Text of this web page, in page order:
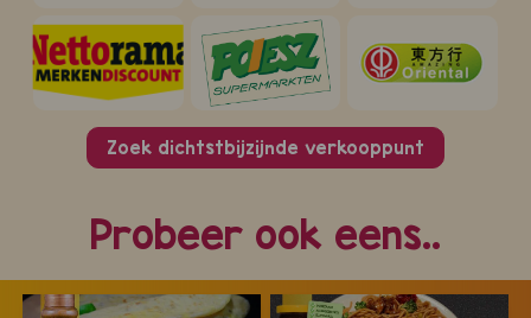
Zoek dichtstbijzijnde verkooppunt
Probeer ook eens..